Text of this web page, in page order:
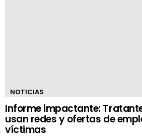
NOTICIAS
Informe impactante:
usan redes y ofertas de
víctimas